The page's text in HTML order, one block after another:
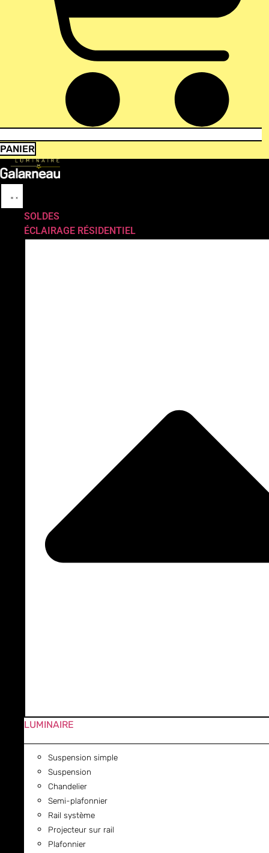
PANIER
SOLDES
ÉCLAIRAGE RÉSIDENTIEL
LUMINAIRE
Suspension simple
Suspension
Chandelier
Semi-plafonnier
Rail système
Projecteur sur rail
Plafonnier